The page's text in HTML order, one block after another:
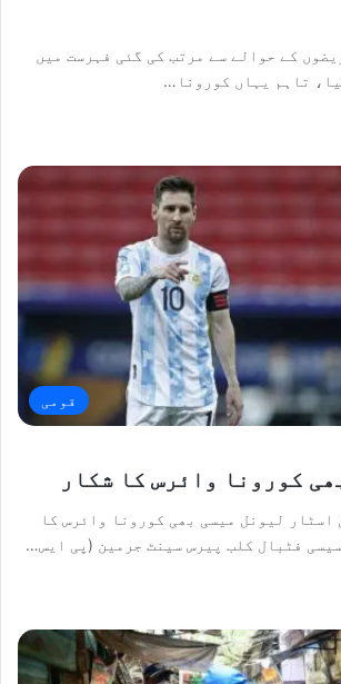
کے حوالے سے مرتب کی گئی فہرست میں
قومی
کورونا وائرس کا شکار
اسٹار لیونل میسی بھی کورونا وائرس کا
فٹبال کلب پیرس سینٹ جرمین (پی ایس…